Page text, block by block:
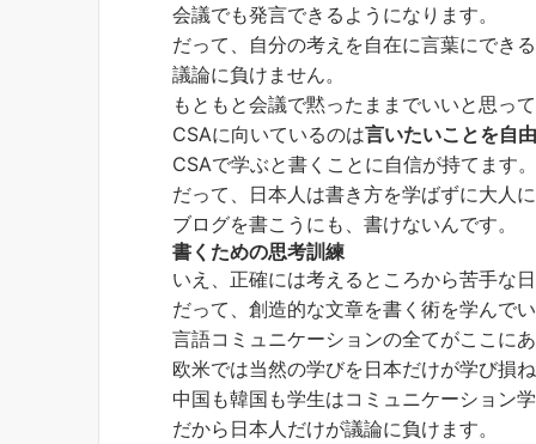
会議でも発言できるようになります。
だって、自分の考えを自在に言葉にできる
議論に負けません。
もともと会議で黙ったままでいいと思っ
CSAに向いているのは言いたいことを自
CSAで学ぶと書くことに自信が持てます。
だって、日本人は書き方を学ばずに大人に
ブログを書こうにも、書けないんです。
書くための思考訓練
いえ、正確には考えるところから苦手な日
だって、創造的な文章を書く術を学んで
言語コミュニケーションの全てがここにあ
欧米では当然の学びを日本だけが学び損ね
中国も韓国も学生はコミュニケーション学
だから日本人だけが議論に負けます。